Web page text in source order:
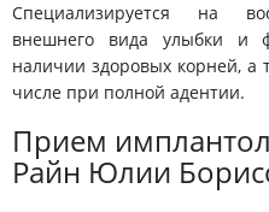
Специализируется на
внешнего вида улыбки и
наличии здоровых корней, а
числе при полной адентии.
Прием
Райн Юлии